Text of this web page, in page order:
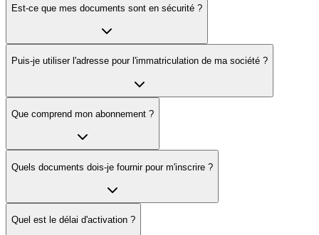
Est-ce que mes documents sont en sécurité ?
Puis-je utiliser l'adresse pour l'immatriculation de ma société ?
Que comprend mon abonnement ?
Quels documents dois-je fournir pour m'inscrire ?
Quel est le délai d'activation ?